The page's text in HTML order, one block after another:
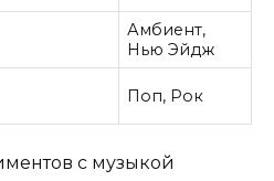
Амбиент,
Нью Эйдж
Поп, Рок
с музыкой